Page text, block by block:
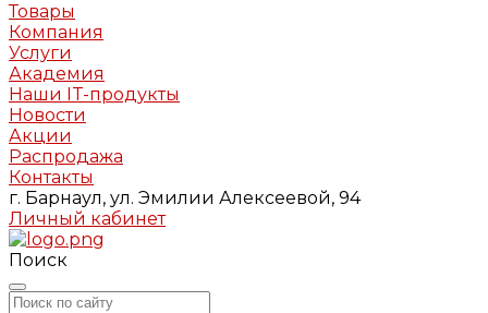
Товары
Компания
Услуги
Академия
Наши IT-продукты
Новости
Акции
Распродажа
Контакты
г. Барнаул, ул. Эмилии Алексеевой, 94
Личный кабинет
Поиск